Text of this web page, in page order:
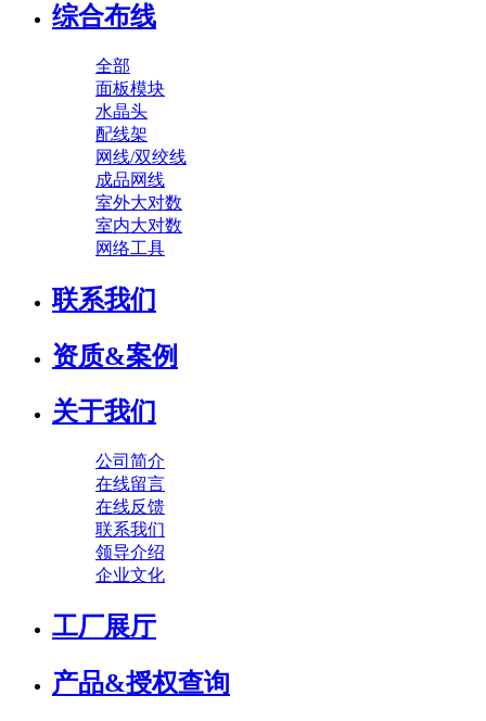
综合布线
全部
面板模块
水晶头
配线架
网线/双绞线
成品网线
室外大对数
室内大对数
网络工具
联系我们
资质&案例
关于我们
公司简介
在线留言
在线反馈
联系我们
领导介绍
企业文化
工厂展厅
产品&授权查询